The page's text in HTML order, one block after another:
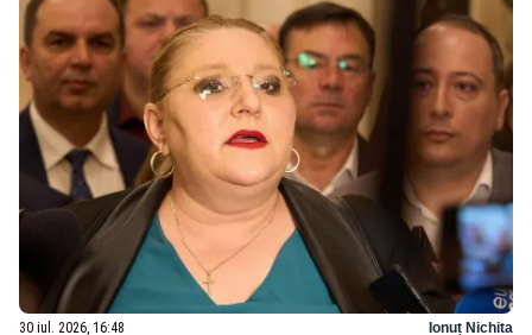
30 iul. 2026, 16:48 Ionuț Nichita